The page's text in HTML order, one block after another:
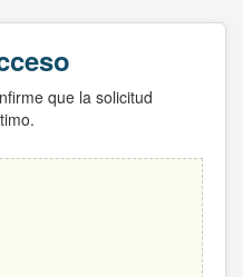
que la solicitud